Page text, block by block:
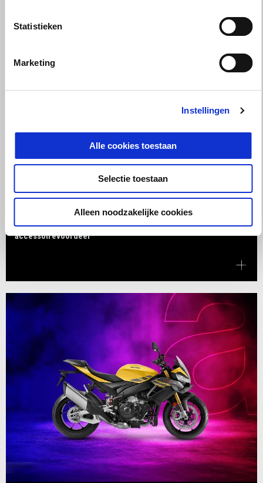
Statistieken
Marketing
Instellingen
Alle cookies toestaan
Selectie toestaan
Alleen noodzakelijke cookies
31 augustus 2026
RSV4 met 2 jaar extra garantie en €1.500 inruil- of
accessoirevoordeel